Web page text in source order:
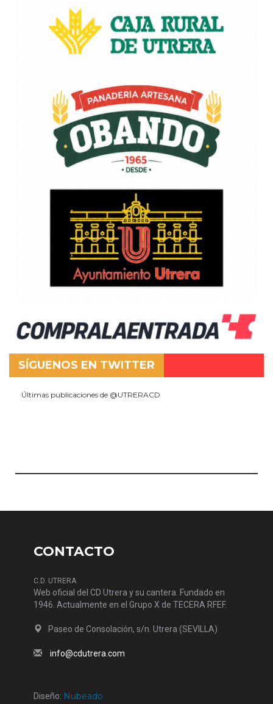
SÍGUENOS EN TWITTER
Últimas publicaciones de @UTRERACD
CONTACTO
C.D. UTRERA
Web oficial del CD Utrera y su cantera. Fundado en
1946. Actualmente en el Grupo X de TECERA RFEF.
Paseo de Consolación, s/n. Utrera (SEVILLA)
info@cdutrera.com
Diseño: Nubeado